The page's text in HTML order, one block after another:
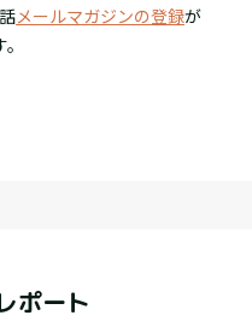
メールマガジンの登録が
ポート